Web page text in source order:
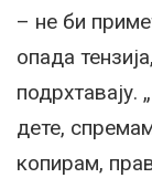
– не би
опада
подрхтавају.
дете,
копирам,